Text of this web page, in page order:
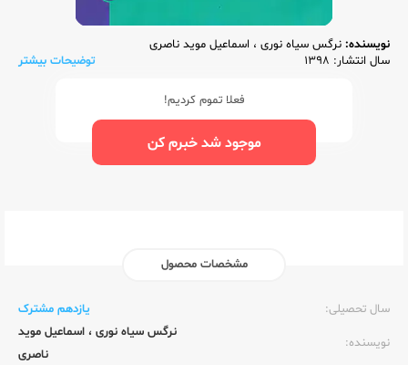
نویسنده: نرگس سیاه نوری ، اسماعیل موید ناصری
سال انتشار: 1398
توضیحات بیشتر
فعلا تموم کردیم!
موجود شد خبرم کن
مشخصات محصول
سال تحصیلی:‌
یازدهم مشترک
نویسنده:‌
نرگس سیاه نوری ، اسماعیل موید
ناصری